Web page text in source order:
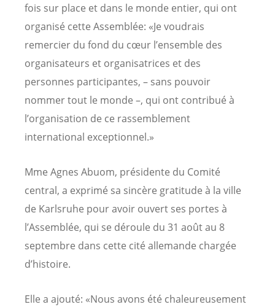
fois sur place et dans le monde entier, qui ont
organisé cette Assemblée: «Je voudrais
remercier du fond du cœur l’ensemble des
organisateurs et organisatrices et des
personnes participantes, – sans pouvoir
nommer tout le monde –, qui ont contribué à
l’organisation de ce rassemblement
international exceptionnel.»
Mme Agnes Abuom, présidente du Comité
central, a exprimé sa sincère gratitude à la ville
de Karlsruhe pour avoir ouvert ses portes à
l’Assemblée, qui se déroule du 31 août au 8
septembre dans cette cité allemande chargée
d’histoire.
Elle a ajouté: «Nous avons été chaleureusement